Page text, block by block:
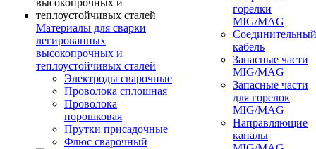
Материалы для сварки
легированных
высокопрочных и
теплоустойчивых сталей
Электроды сварочные
Проволока сплошная
Проволока
порошковая
Прутки присадочные
Флюс сварочный
горелки
MIG/MAG
Соединительный
кабель
Запасные части
MIG/MAG
Запасные части
для горелок
MIG/MAG
Направляющие
каналы